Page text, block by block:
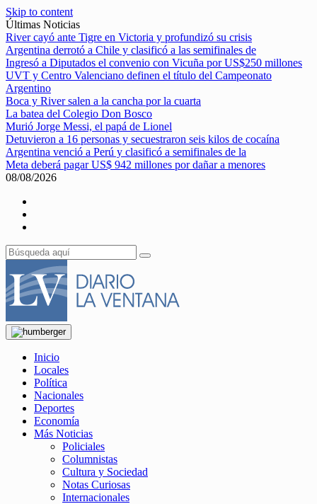
Skip to content
Últimas Noticias
River cayó ante Tigre en Victoria y profundizó su crisis
Argentina derrotó a Chile y clasificó a las semifinales de
Ingresó a Diputados el convenio con Vicuña por US$250 millones
UVT y Centro Valenciano definen el título del Campeonato
Argentino
Boca y River salen a la cancha por la cuarta
La batea del Colegio Don Bosco
Murió Jorge Messi, el papá de Lionel
Detuvieron a 16 personas y secuestraron seis kilos de cocaína
Argentina venció a Perú y clasificó a semifinales de la
Meta deberá pagar US$ 942 millones por dañar a menores
08/08/2026
Inicio
Locales
Política
Nacionales
Deportes
Economía
Más Noticias
Policiales
Columnistas
Cultura y Sociedad
Notas Curiosas
Internacionales